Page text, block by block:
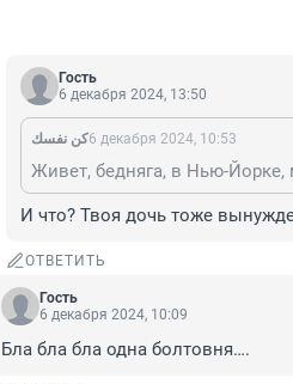
Гость
6 декабря 2024, 13:50
كن نفسك6 декабря 2024, 10:53
И что? Твоя дочь тоже
ОТВЕТИТЬ
Гость
6 декабря 2024, 10:09
Бла бла бла одна болтовня….